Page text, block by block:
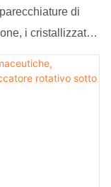
cono
di
i cristallizzatori
su cui ci
di
di alta qualità